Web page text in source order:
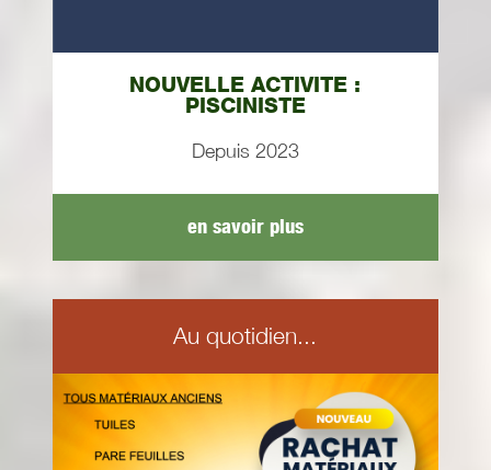
NOUVELLE ACTIVITE :
PISCINISTE
Depuis 2023
en savoir plus
Au quotidien...